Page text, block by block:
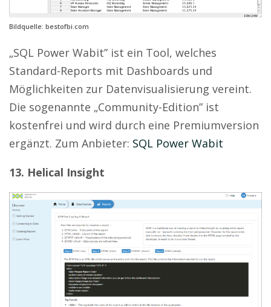
Bildquelle: bestofbi.com
„SQL Power Wabit” ist ein Tool, welches
Standard-Reports mit Dashboards und
Möglichkeiten zur Datenvisualisierung vereint.
Die sogenannte „Community-Edition” ist
kostenfrei und wird durch eine Premiumversion
ergänzt. Zum Anbieter: SQL Power Wabit
13. Helical Insight